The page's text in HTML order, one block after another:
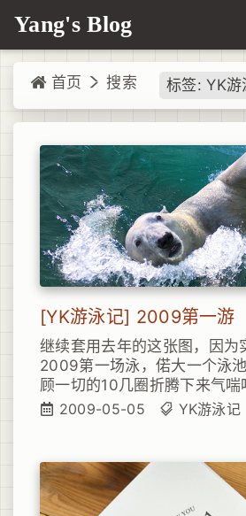
Yang's Blog
首页 搜索 标签: YK游
[YK游泳记] 2009第一游
继续套用去年的这张图，因为
2009第一场泳，偌大一个泳
顾一切的10几圈折腾下来气喘
不已，但同时，心里那股情绪
2009-05-05 YK游泳记